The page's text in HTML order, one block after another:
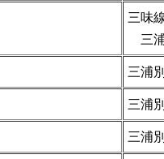
三味
三
三浦
三浦
三浦